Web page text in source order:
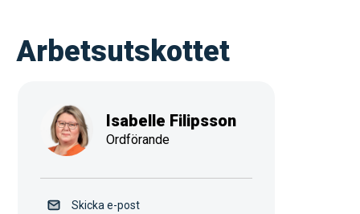
Arbetsutskottet
Isabelle Filipsson
Ordförande
Skicka e-post